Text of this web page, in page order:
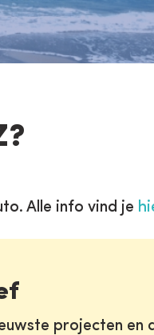
Alle info vind je
projecten en